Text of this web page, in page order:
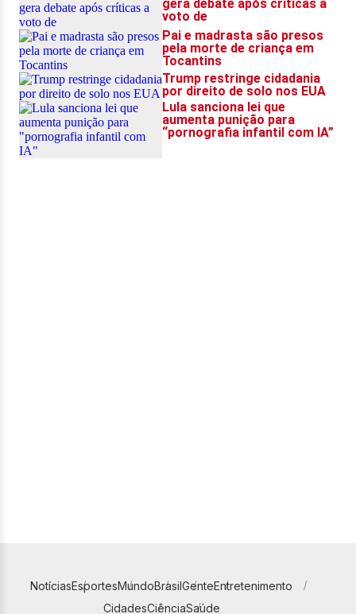
NotíciasEsportesMundoBrasilGenteEntretenimento
CidadesCiênciaSaúde